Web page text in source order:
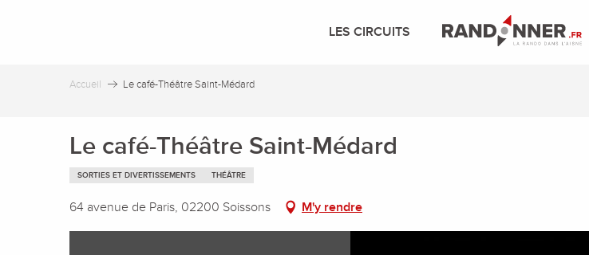
LES CIRCUITS
Accueil Le café-Théâtre Saint-Médard
Le café-Théâtre Saint-Médard
SORTIES ET DIVERTISSEMENTS THÉÂTRE
64 avenue de Paris, 02200 Soissons M'y rendre